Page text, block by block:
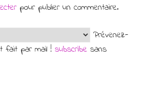
pour publier un commentaire.
Prévenez-
fait par mail ! subscribe sans